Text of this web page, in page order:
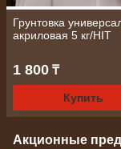
Грунтовка
акриловая 5 кг/HIT
1 800 ₸
Купить
Акционные